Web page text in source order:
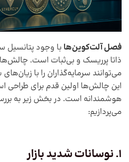
فصل آلت‌کوین‌ها با وجود پتانسیل
ذاتا پرریسک و بی‌ثبات است.
می‌توانند سرمایه‌گذاران را با
این چالش‌ها اولین قدم برای طراحی
هوشمندانه است. در بخش زیر به
می‌پردازیم:
1. نوسانات شدید بازار